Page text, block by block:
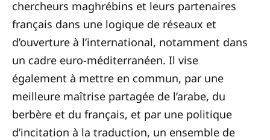
chercheurs maghrébins et leurs partenaires
français dans une logique de réseaux et
d’ouverture à l’international, notamment dans
un cadre euro-méditerranéen. Il vise
également à mettre en commun, par une
meilleure maîtrise partagée de l’arabe, du
berbère et du français, et par une politique
d’incitation à la traduction, un ensemble de